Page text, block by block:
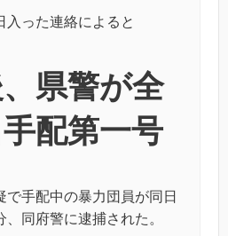
入った連絡によると
県警が全
配第一号
で手配中の暴力団員が同日
同府警に逮捕された。